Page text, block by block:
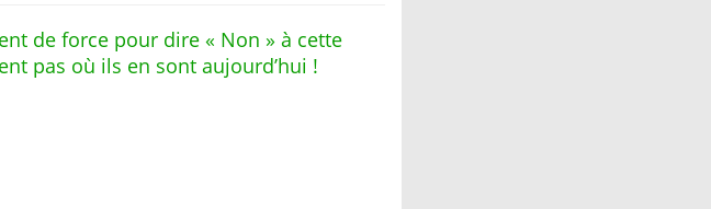
de force pour dire « Non » à cette
pas où ils en sont aujourd’hui !